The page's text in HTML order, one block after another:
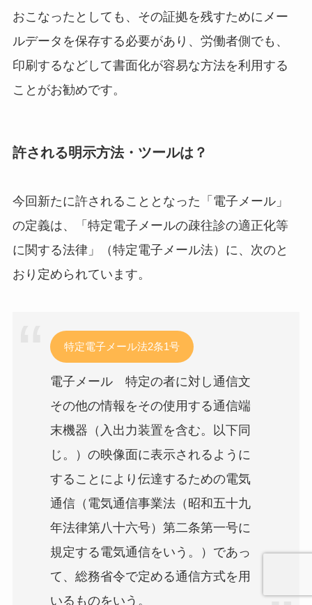
おこなったとしても、その証拠を残すためにメー
ルデータを保存する必要があり、労働者側でも、
印刷するなどして書面化が容易な方法を利用する
ことがお勧めです。
許される明示方法・ツールは？
今回新たに許されることとなった「電子メール」
の定義は、「特定電子メールの疎往診の適正化等
に関する法律」（特定電子メール法）に、次のと
おり定められています。
特定電子メール法2条1号
電子メール 特定の者に対し通信文
その他の情報をその使用する通信端
末機器（入出力装置を含む。以下同
じ。）の映像面に表示されるように
することにより伝達するための電気
通信（電気通信事業法（昭和五十九
年法律第八十六号）第二条第一号に
規定する電気通信をいう。）であっ
て、総務省令で定める通信方式を用
いるものをいう。